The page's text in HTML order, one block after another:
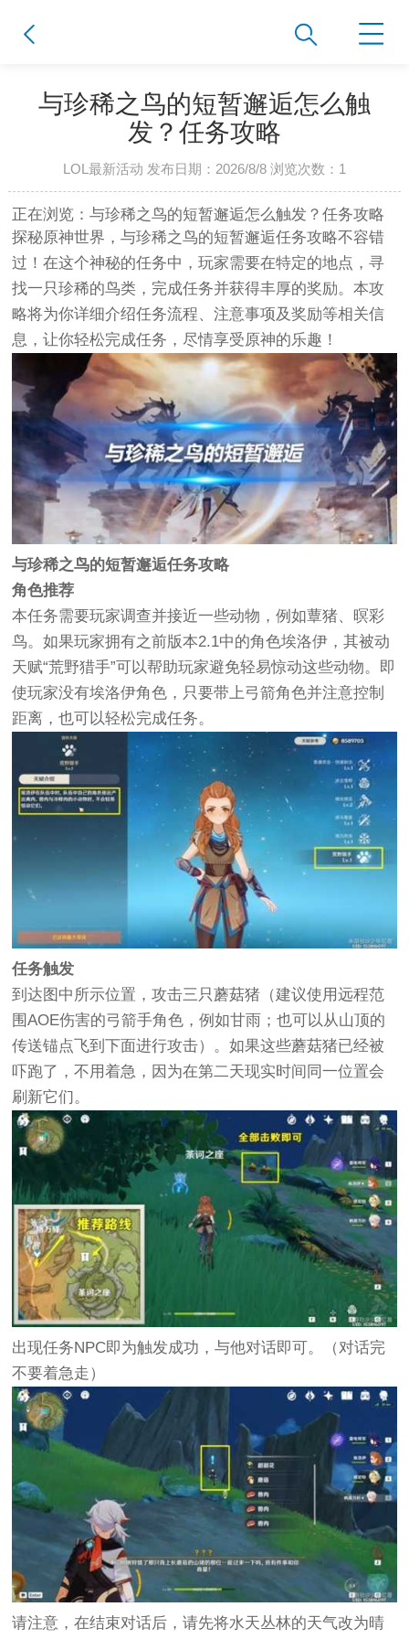
与珍稀之鸟的短暂邂逅怎么触
发？任务攻略
LOL最新活动 发布日期：2026/8/8 浏览次数： 1
正在浏览：与珍稀之鸟的短暂邂逅怎么触发？任务攻略
探秘原神世界，与珍稀之鸟的短暂邂逅任务攻略不容错
过！在这个神秘的任务中，玩家需要在特定的地点，寻
找一只珍稀的鸟类，完成任务并获得丰厚的奖励。本攻
略将为你详细介绍任务流程、注意事项及奖励等相关信
息，让你轻松完成任务，尽情享受原神的乐趣！
与珍稀之鸟的短暂邂逅任务攻略
角色推荐
本任务需要玩家调查并接近一些动物，例如蕈猪、暝彩
鸟。如果玩家拥有之前版本2.1中的角色埃洛伊，其被动
天赋“荒野猎手”可以帮助玩家避免轻易惊动这些动物。即
使玩家没有埃洛伊角色，只要带上弓箭角色并注意控制
距离，也可以轻松完成任务。
任务触发
到达图中所示位置，攻击三只蘑菇猪（建议使用远程范
围AOE伤害的弓箭手角色，例如甘雨；也可以从山顶的
传送锚点飞到下面进行攻击）。如果这些蘑菇猪已经被
吓跑了，不用着急，因为在第二天现实时间同一位置会
刷新它们。
出现任务NPC即为触发成功，与他对话即可。（对话完
不要着急走）
请注意，在结束对话后，请先将水天丛林的天气改为晴